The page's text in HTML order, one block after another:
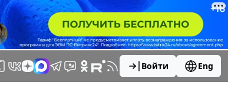
Войти Eng